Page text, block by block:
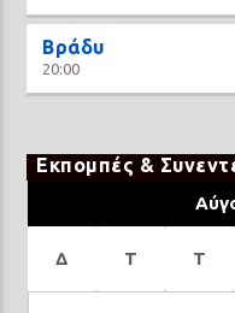
Βράδυ
20:00
Εκπομπές &
Δ Τ Τ